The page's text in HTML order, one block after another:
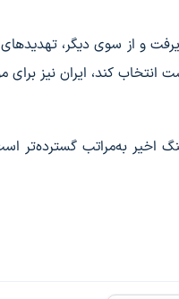
و از سوی دیگر،
انتخاب کند، ایران نیز برای
اخیر به‌مراتب گسترده‌تر